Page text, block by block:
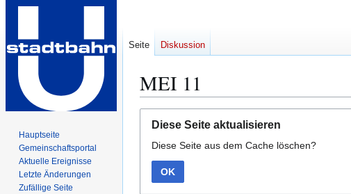
MEI 11
Navigation
springen
Suche
springen
Diese Seite aktualisieren
Diese Seite aus dem Cache löschen?
OK
Seite Diskussion
Hauptseite
Gemeinschafts­portal
Aktuelle Ereignisse
Letzte Änderungen
Zufällige Seite